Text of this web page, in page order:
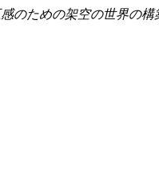
感のための架空の世界の